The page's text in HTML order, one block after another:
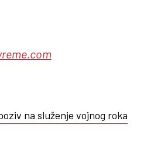
na služenje vojnog roka